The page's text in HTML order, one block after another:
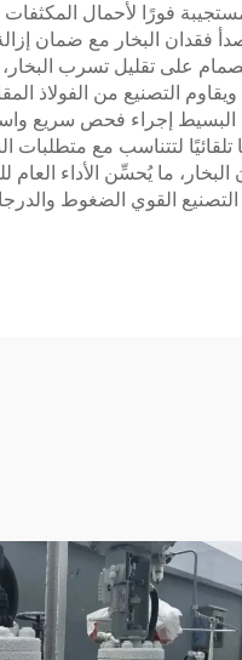
فورًا لأحمال
فقدان البخار مع ضمان
على تقليل تسرب البخار،
التصنيع من الفولاذ
إجراء فحص سريع
لتتناسب مع متطلبات
ما يُحسِّن الأداء العام
القوي الضغوط